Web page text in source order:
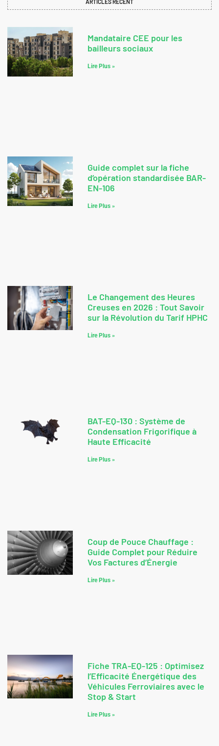
ARTICLES RECENT
Mandataire CEE pour les
bailleurs sociaux
Lire Plus »
Guide complet sur la fiche
d’opération standardisée BAR-
EN-106
Lire Plus »
Le Changement des Heures
Creuses en 2026 : Tout Savoir
sur la Révolution du Tarif HPHC
Lire Plus »
BAT-EQ-130 : Système de
Condensation Frigorifique à
Haute Efficacité
Lire Plus »
Coup de Pouce Chauffage :
Guide Complet pour Réduire
Vos Factures d’Énergie
Lire Plus »
Fiche TRA-EQ-125 : Optimisez
l’Efficacité Énergétique des
Véhicules Ferroviaires avec le
Stop & Start
Lire Plus »